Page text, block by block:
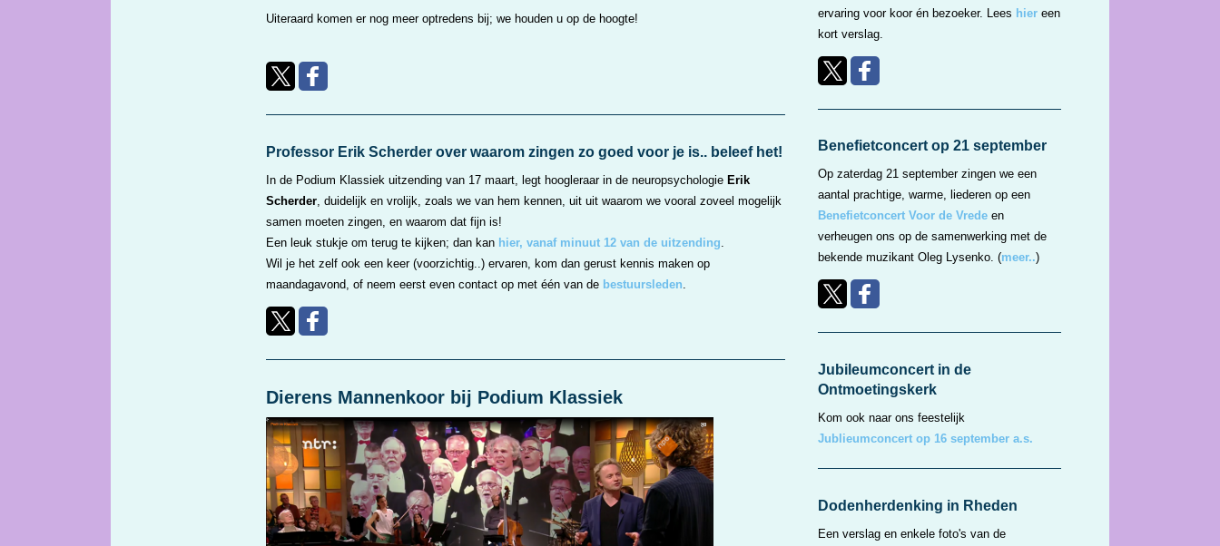
Uiteraard komen er nog meer optredens bij; we houden u op de hoogte!
Professor Erik Scherder over waarom zingen zo goed voor je is.. beleef het!
In de Podium Klassiek uitzending van 17 maart, legt hoogleraar in de neuropsychologie Erik
Scherder, duidelijk en vrolijk, zoals we van hem kennen, uit uit waarom we vooral zoveel mogelijk
samen moeten zingen, en waarom dat fijn is!
Een leuk stukje om terug te kijken; dan kan hier, vanaf minuut 12 van de uitzending.
Wil je het zelf ook een keer (voorzichtig..) ervaren, kom dan gerust kennis maken op
maandagavond, of neem eerst even contact op met één van de bestuursleden.
Dierens Mannenkoor bij Podium Klassiek
ervaring voor koor én bezoeker. Lees hiereen
kort verslag.
Benefietconcert op 21 september
Op zaterdag 21 september zingen we een
aantal prachtige, warme, liederen op een
Benefietconcert Voor de Vredeen
verheugen ons op de samenwerking met de
bekende muzikant Oleg Lysenko. (meer..)
Jubileumconcert in de
Ontmoetingskerk
Kom ook naar ons feestelijk
Jublieumconcert op 16 september a.s.
Dodenherdenking in Rheden
Een verslag en enkele foto's van de